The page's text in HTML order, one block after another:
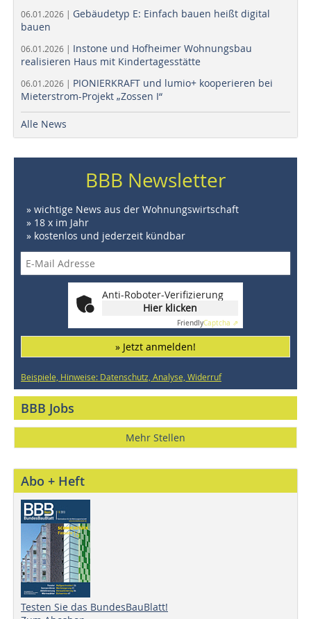
06.01.2026 | Gebäudetyp E: Einfach bauen heißt digital
bauen
06.01.2026 | Instone und Hofheimer Wohnungsbau
realisieren Haus mit Kindertagesstätte
06.01.2026 | PIONIERKRAFT und lumio+ kooperieren bei
Mieterstrom-Projekt „Zossen I“
Alle News
BBB Newsletter
» wichtige News aus der Wohnungswirtschaft
» 18 x im Jahr
» kostenlos und jederzeit kündbar
Anti-Roboter-Verifizierung
Hier klicken
FriendlyCaptcha ⇗
» Jetzt anmelden!
Beispiele, Hinweise: Datenschutz, Analyse, Widerruf
BBB Jobs
Mehr Stellen
Abo + Heft
Testen Sie das BundesBauBlatt!